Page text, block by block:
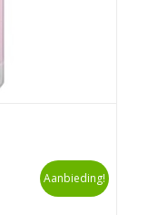
Aanbieding!